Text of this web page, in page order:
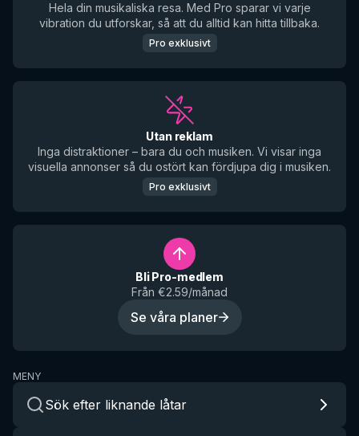
Hela din musikaliska resa. Med Pro sparar vi varje
vibration du utforskar, så att du alltid kan hitta tillbaka.
Pro exklusivt
Utan reklam
Inga distraktioner – bara du och musiken. Vi visar inga
visuella annonser så du ostört kan fördjupa dig i musiken.
Pro exklusivt
Bli Pro-medlem
Från €2.59/månad
Se våra planer
MENY
Sök efter liknande låtar